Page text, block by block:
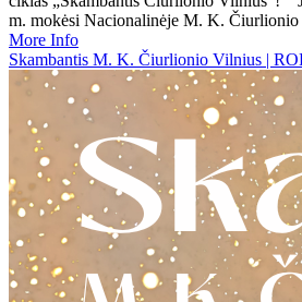
m. mokėsi Nacionalinėje M. K.
More Info
Skambantis M. K. Čiurlionio Vilnius |